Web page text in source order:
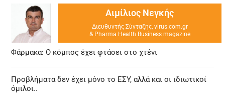
Αιμίλιος Νεγκής
Διευθυντής Σύνταξης, virus.com.gr
& Pharma Health Business magazine
Φάρμακα: Ο κόμπος έχει φτάσει στο χτένι
Προβλήματα δεν έχει μόνο το ΕΣΥ, αλλά και οι ιδιωτικοί
όμιλοι..